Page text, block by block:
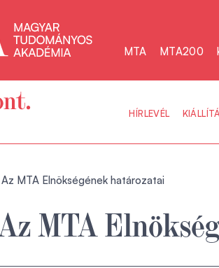
MTA MTA200
HÍRLEVÉL
Az MTA Elnökségének határozatai
Az MTA